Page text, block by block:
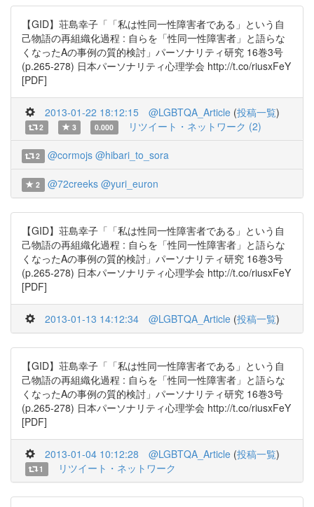
【GID】荘島幸子「「私は性同一性障害者である」という自
己物語の再組織化過程 : 自らを「性同一性障害者」と語らな
くなったAの事例の質的検討」パーソナリティ研究 16巻3号
(p.265-278) 日本パーソナリティ心理学会 http://t.co/riusxFeY
[PDF]
2013-01-22 18:12:15 @LGBTQA_Article (投稿一覧)
2 3 0.000 リツイート・ネットワーク (2)
2 @cormojs @hibari_to_sora
2 @72creeks @yuri_euron
【GID】荘島幸子「「私は性同一性障害者である」という自
己物語の再組織化過程 : 自らを「性同一性障害者」と語らな
くなったAの事例の質的検討」パーソナリティ研究 16巻3号
(p.265-278) 日本パーソナリティ心理学会 http://t.co/riusxFeY
[PDF]
2013-01-13 14:12:34 @LGBTQA_Article (投稿一覧)
【GID】荘島幸子「「私は性同一性障害者である」という自
己物語の再組織化過程 : 自らを「性同一性障害者」と語らな
くなったAの事例の質的検討」パーソナリティ研究 16巻3号
(p.265-278) 日本パーソナリティ心理学会 http://t.co/riusxFeY
[PDF]
2013-01-04 10:12:28 @LGBTQA_Article (投稿一覧)
1 リツイート・ネットワーク